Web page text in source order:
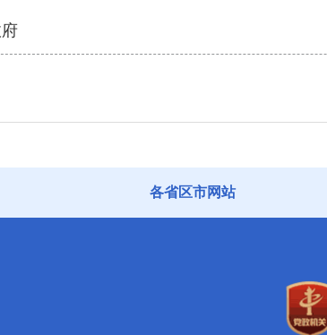
各省区市网站